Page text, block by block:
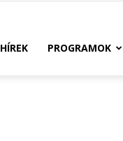
HÍREK PROGRAMOK